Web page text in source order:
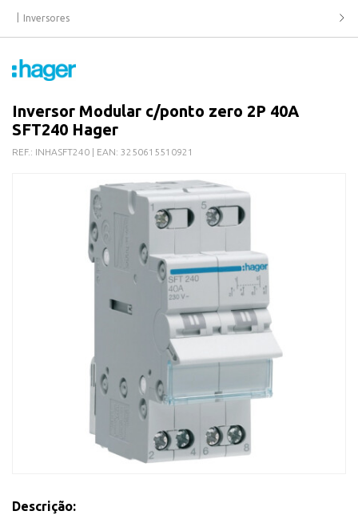
Inversores
Inversor Modular c/ponto zero 2P 40A
SFT240 Hager
REF.: INHASFT240 | EAN: 3250615510921
Descrição: